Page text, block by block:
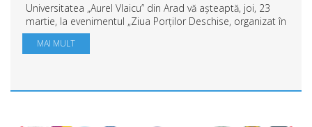
Universitatea „Aurel Vlaicu” din Arad vă așteaptă, joi, 23
martie, la evenimentul „Ziua Porților Deschise, organizat în
Complexul M, de la orele 9.30. Sunt invitați elevii de liceu
pentru a afla desp...
MAI MULT